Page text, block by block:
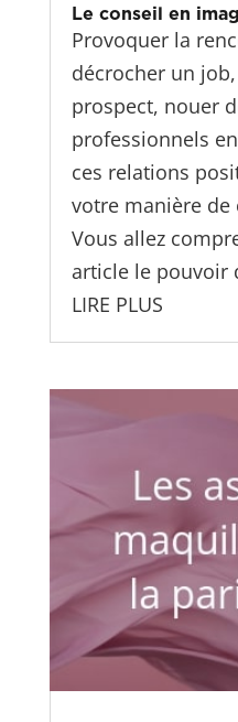
Le conseil en
Provoquer la
décrocher un
prospect, nouer
professionnels
ces relations
votre manière
Vous allez
article le pouvoir
LIRE PLUS